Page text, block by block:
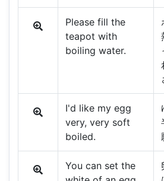
Please fill the
teapot with
boiling water.
I'd like my egg
very, very soft
boiled.
You can set the